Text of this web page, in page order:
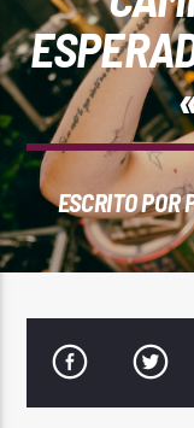
ESCRITO POR